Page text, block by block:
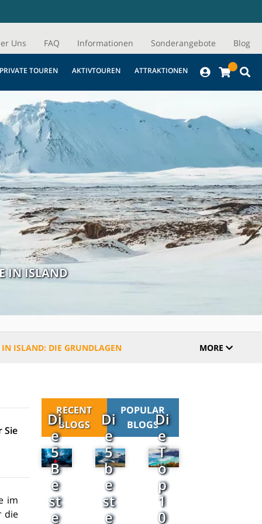
Uns FAQ Informationen Sonderangebote Blog
PRIVATE TOUREN AKTIVTOUREN ATTRAKTIONEN
IN ISLAND
ISLAND: DIE GRUNDLAGEN MORE
Sie
im
die
RECENT
BLOGS
POPULAR
BLOGS
Di
e
5
B
e
st
e
Di
e
5
b
e
st
e
Di
e
T
o
p
1
0